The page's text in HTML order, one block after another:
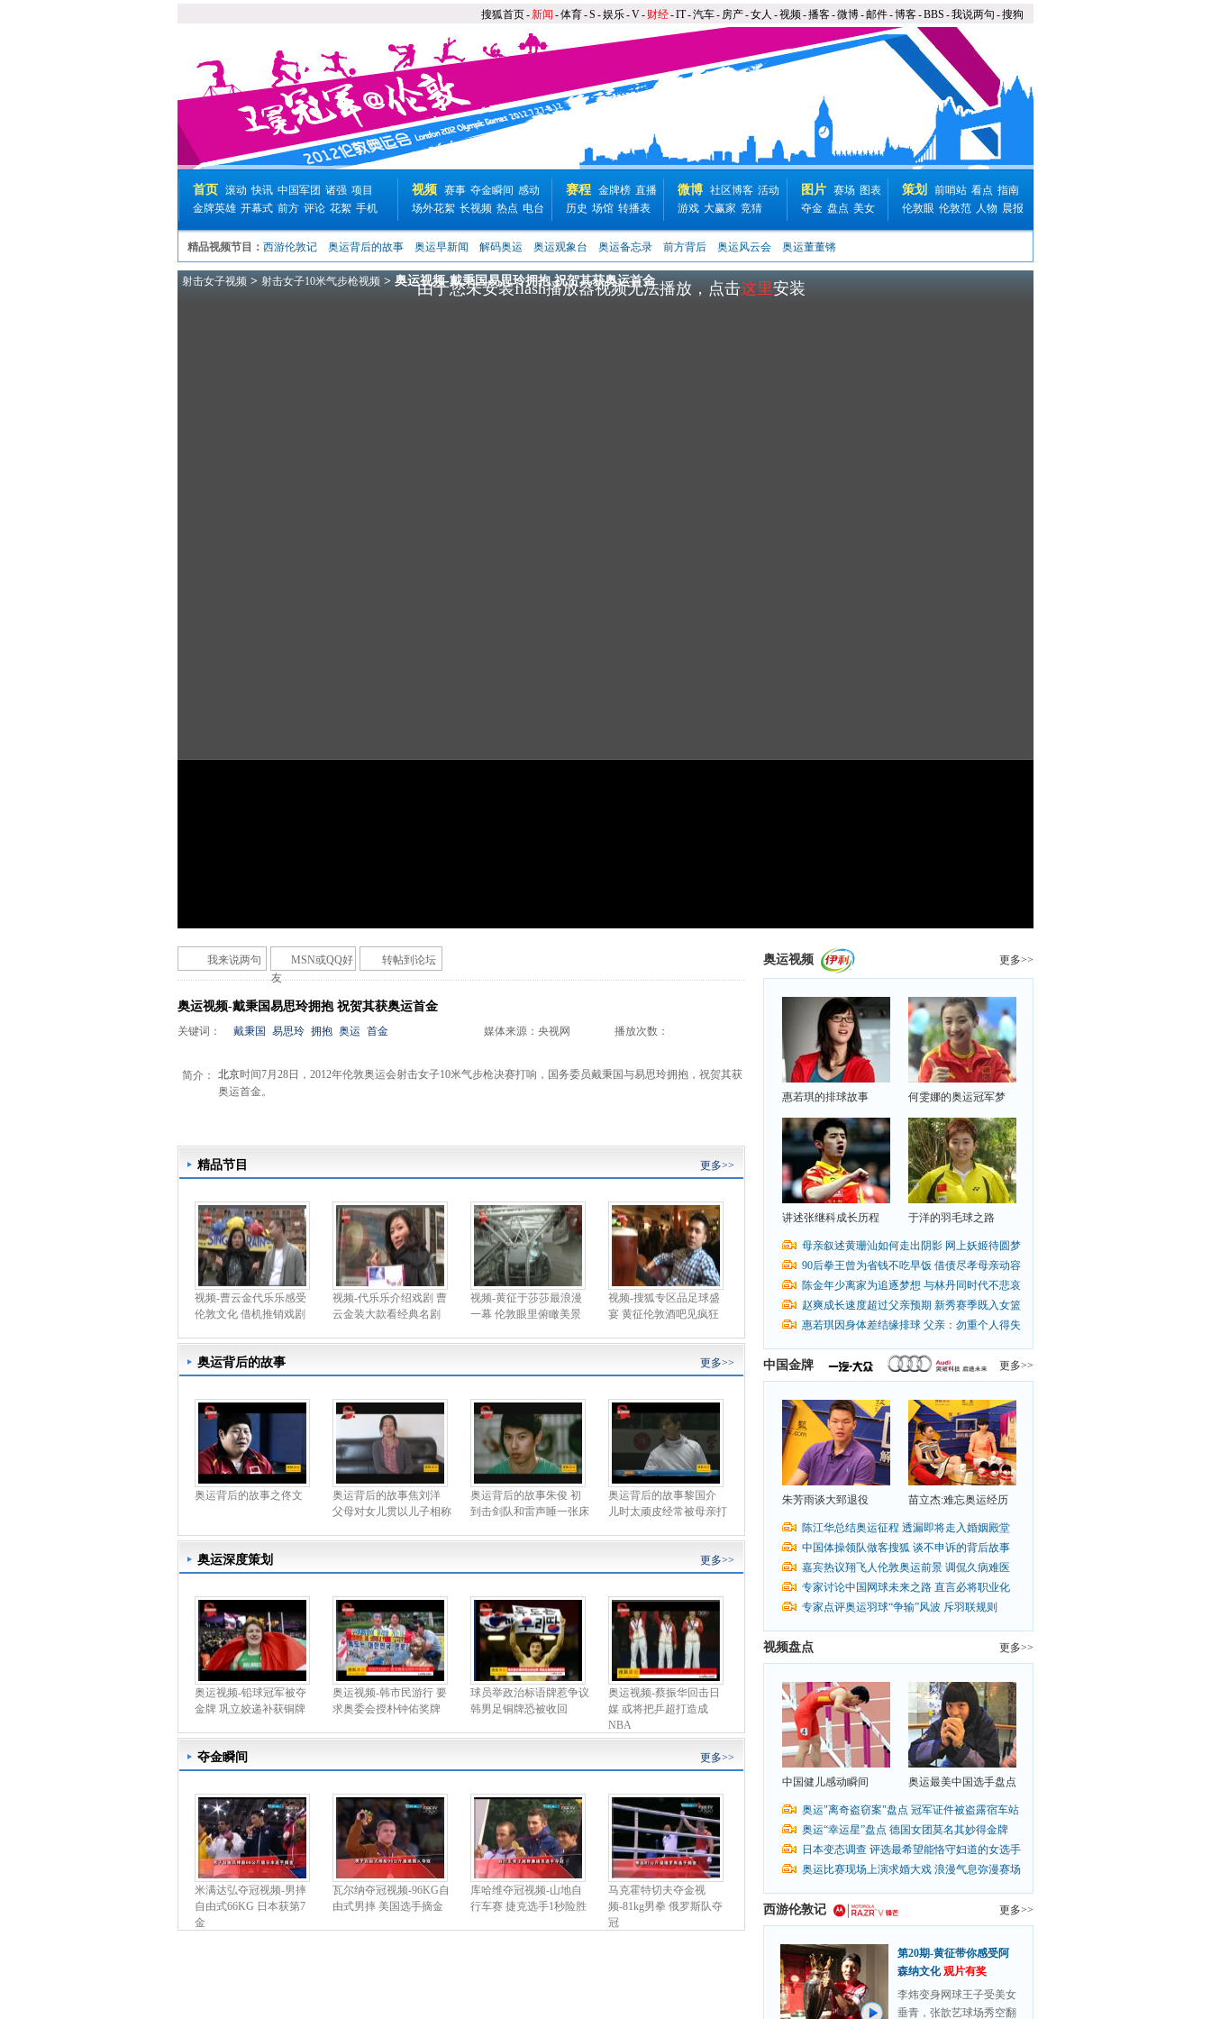
搜狐首页-新闻 -体育-S -娱乐-V- 财经-IT-汽车- 房产-女人 -视频-播客-微博-邮件-博客-BBS -我说两句 -搜狗
首页 滚动 快讯 中国军团 诸强 项目
金牌英雄 开幕式 前方 评论 花絮 手机
视频 赛事 夺金瞬间 感动
场外花絮 长视频 热点 电台
赛程 金牌榜 直播
历史 场馆 转播表
微博 社区博客 活动
游戏 大赢家 竞猜
图片 赛场 图表
夺金 盘点 美女
策划 前哨站 看点 指南
伦敦眼 伦敦范 人物 晨报
精品视频节目： 西游伦敦记 奥运背后的故事 奥运早新闻 解码奥运 奥运观象台 奥运备忘录 前方背后 奥运风云会 奥运董董锵
射击女子视频 > 射击女子10米气步枪视频 > 奥运视频-戴秉国易思玲拥抱 祝贺其获奥运首金
由于您未安装flash播放器视频无法播放，点击这里安装
我来说两句
MSN或QQ好
友
转帖到论坛
奥运视频-戴秉国易思玲拥抱 祝贺其获奥运首金
关键词： 戴秉国 易思玲 拥抱 奥运 首金 媒体来源： 央视网 播放次数：
简介： 北京时间7月28日，2012年伦敦奥运会射击女子10米气步枪决赛打响，国务委员戴秉国与易思玲拥抱，祝贺其获
奥运首金。
精品节目 更多>>
视频-曹云金代乐乐感受
伦敦文化 借机推销戏剧
视频-代乐乐介绍戏剧 曹
云金装大款看经典名剧
视频-黄征于莎莎最浪漫
一幕 伦敦眼里俯瞰美景
视频-搜狐专区品足球盛
宴 黄征伦敦酒吧见疯狂
奥运背后的故事 更多>>
奥运背后的故事之佟文
奥运背后的故事焦刘洋
父母对女儿贯以儿子相称
奥运背后的故事朱俊 初
到击剑队和雷声睡一张床
奥运背后的故事黎国介
儿时太顽皮经常被母亲打
奥运深度策划 更多>>
奥运视频-铅球冠军被夺
金牌 巩立姣递补获铜牌
奥运视频-韩市民游行 要
求奥委会授朴钟佑奖牌
球员举政治标语牌惹争议
韩男足铜牌恐被收回
奥运视频-蔡振华回击日
媒 或将把乒超打造成
NBA
夺金瞬间 更多>>
米满达弘夺冠视频-男摔
自由式66KG 日本获第7
金
瓦尔纳夺冠视频-96KG自
由式男摔 美国选手摘金
库哈维夺冠视频-山地自
行车赛 捷克选手1秒险胜
马克霍特切夫夺金视
频-81kg男拳 俄罗斯队夺
冠
奥运视频 更多>>
惠若琪的排球故事 何雯娜的奥运冠军梦
讲述张继科成长历程 于洋的羽毛球之路
母亲叙述黄珊汕如何走出阴影 网上妖姬待圆梦
90后拳王曾为省钱不吃早饭 借债尽孝母亲动容
陈金年少离家为追逐梦想 与林丹同时代不悲哀
赵爽成长速度超过父亲预期 新秀赛季既入女篮
惠若琪因身体差结缘排球 父亲：勿重个人得失
中国金牌 更多>>
朱芳雨谈大郅退役 苗立杰:难忘奥运经历
陈江华总结奥运征程 透漏即将走入婚姻殿堂
中国体操领队做客搜狐 谈不申诉的背后故事
嘉宾热议翔飞人伦敦奥运前景 调侃久病难医
专家讨论中国网球未来之路 直言必将职业化
专家点评奥运羽球“争输”风波 斥羽联规则
视频盘点 更多>>
中国健儿感动瞬间 奥运最美中国选手盘点
奥运"离奇盗窃案"盘点 冠军证件被盗露宿车站
奥运“幸运星”盘点 德国女团莫名其妙得金牌
日本变态调查 评选最希望能恪守妇道的女选手
奥运比赛现场上演求婚大戏 浪漫气息弥漫赛场
西游伦敦记 更多>>
第20期-黄征带你感受阿
森纳文化 观片有奖
李炜变身网球王子受美女
垂青，张歆艺球场秀空翻